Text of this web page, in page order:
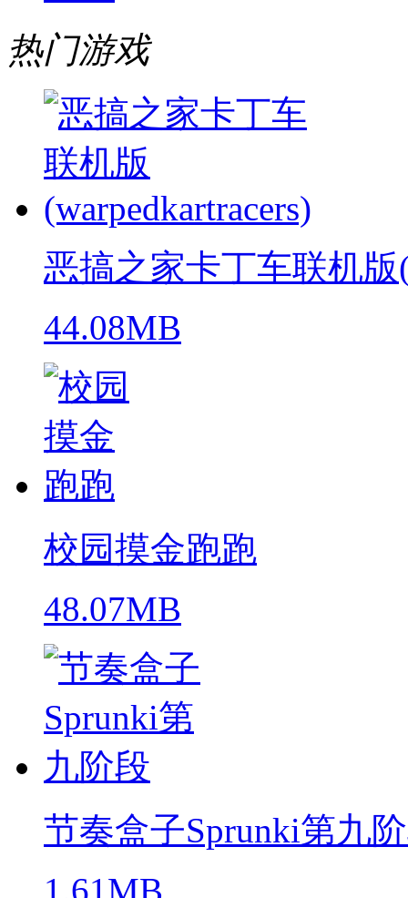
热门游戏
恶搞之家卡丁车联机版
44.08MB
校园摸金跑跑
48.07MB
节奏盒子Sprunki第九
1.61MB